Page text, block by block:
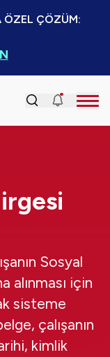
ÖZEL ÇÖZÜM:
Sosyal
alınması için
sisteme
çalışanın
kimlik